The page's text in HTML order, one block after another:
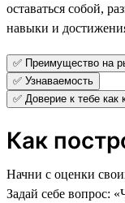
оставаться собой,
навыки и
✅ Преимущество на
✅ Узнаваемость
✅ Доверие к тебе как
Как
Начни с оценки
Задай себе вопрос: